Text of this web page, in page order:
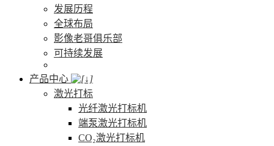
发展历程
全球布局
影像老哥俱乐部
可持续发展
产品中心
激光打标
光纤激光打标机
端泵激光打标机
CO₂激光打标机